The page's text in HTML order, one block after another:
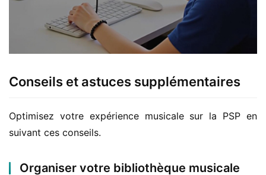
Conseils et astuces supplémentaires
Optimisez votre expérience musicale sur la PSP en
suivant ces conseils.
Organiser votre bibliothèque musicale